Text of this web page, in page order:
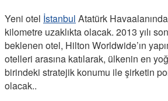
Yeni otel İstanbul Atatürk
kilometre uzaklıkta olacak. 2013 yılı
beklenen otel, Hilton Worldwide’ın
otelleri arasına katılarak, ülkenin en
birindeki stratejik konumu ile şirketin
olacak..